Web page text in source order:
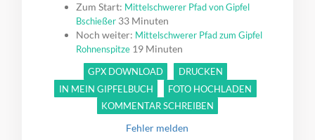
Zum Start: Mittelschwerer Pfad von Gipfel
Bschießer 33 Minuten
Noch weiter: Mittelschwerer Pfad zum Gipfel
Rohnenspitze 19 Minuten
GPX DOWNLOAD
DRUCKEN
IN MEIN GIPFELBUCH
FOTO HOCHLADEN
KOMMENTAR SCHREIBEN
Fehler melden